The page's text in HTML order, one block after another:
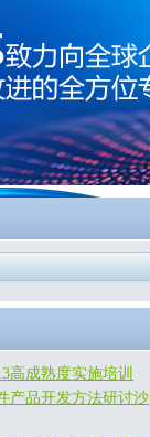
高成熟度实施培训
产品开发方法研讨沙